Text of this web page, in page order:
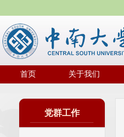
首页 关于我们
党群工作